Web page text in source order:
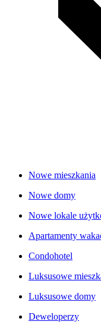
Nowe mieszkania
Nowe domy
Nowe lokale
Apartamenty
Condohotel
Luksusowe
Luksusowe domy
Deweloperzy